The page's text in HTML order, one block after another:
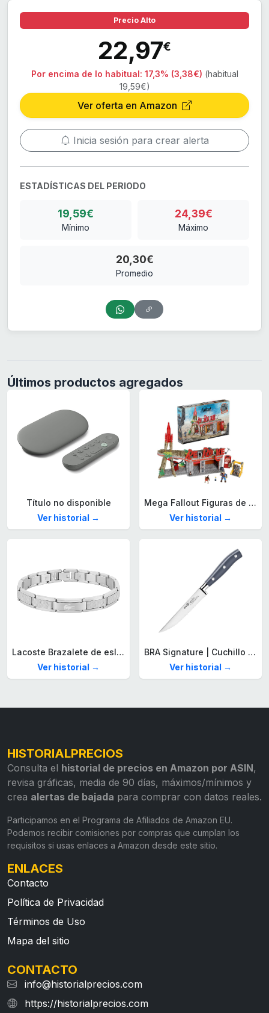
Precio Alto
22,97€
Por encima de lo habitual: 17,3% (3,38€) (habitual
19,59€)
Ver oferta en Amazon
Inicia sesión para crear alerta
ESTADÍSTICAS DEL PERIODO
19,59€
Mínimo
24,39€
Máximo
20,30€
Promedio
Últimos productos agregados
Título no disponible
Ver historial →
Mega Fallout Figuras de acción y Juguetes de construcción, Parada de Camiones Red Rocket con 824 Piezas, 2 Personajes articulados y Accesorios, para coleccionistas, HXT00
Ver historial →
Lacoste Brazalete de eslabón para Hombre Colección STENCIL de Acero inoxidable
Ver historial →
BRA Signature | Cuchillo tomatero 120 mm, Acero Inoxidable alemán forjado con Molibdeno Vanadio, Mango Remachado ABS, Diseño Ergonómico, Hoja 1,6 mm espesor
Ver historial →
HISTORIALPRECIOS
Consulta el historial de precios en Amazon por ASIN,
revisa gráficas, media de 90 días, máximos/mínimos y
crea alertas de bajada para comprar con datos reales.
Participamos en el Programa de Afiliados de Amazon EU.
Podemos recibir comisiones por compras que cumplan los
requisitos si usas enlaces a Amazon desde este sitio.
ENLACES
Contacto
Política de Privacidad
Términos de Uso
Mapa del sitio
CONTACTO
info@historialprecios.com
https://historialprecios.com